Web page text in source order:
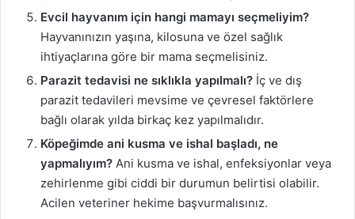
Evcil hayvanım için hangi mamayı seçmeliyim?
Hayvanınızın yaşına, kilosuna ve özel sağlık
ihtiyaçlarına göre bir mama seçmelisiniz.
Parazit tedavisi ne sıklıkla yapılmalı? İç ve dış
parazit tedavileri mevsime ve çevresel faktörlere
bağlı olarak yılda birkaç kez yapılmalıdır.
Köpeğimde ani kusma ve ishal başladı, ne
yapmalıyım? Ani kusma ve ishal, enfeksiyonlar veya
zehirlenme gibi ciddi bir durumun belirtisi olabilir.
Acilen veteriner hekime başvurmalısınız.